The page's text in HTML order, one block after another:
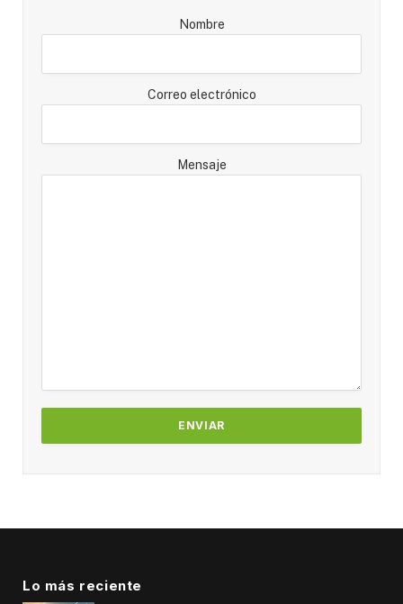
Nombre
Correo electrónico
Mensaje
Lo más reciente